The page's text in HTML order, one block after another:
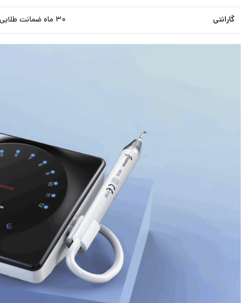
گارانتی ۳۰ ماه ضمانت طلایی از denti.ir با پشتیبانی ۲۴ ساعته